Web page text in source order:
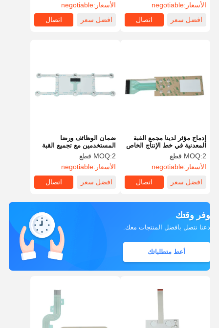
الأسعار:negotiable
افضل سعر
اتصال
الأسعار:negotiable
افضل سعر
اتصال
ضمان الوظائف ورضا
المستخدمين مع تجميع القبة
المعدنية
MOQ:2 قطع
الأسعار:negotiable
افضل سعر
اتصال
إدماج مؤثر لدينا مجمع القبة
المعدنية في خط الإنتاج الخاص
بكMOQ:2 قطع
الأسعار:negotiable
افضل سعر
اتصال
وفر وقتك
دعنا نتصل بأفضل المنتجات معك.
أعط متطلباتك